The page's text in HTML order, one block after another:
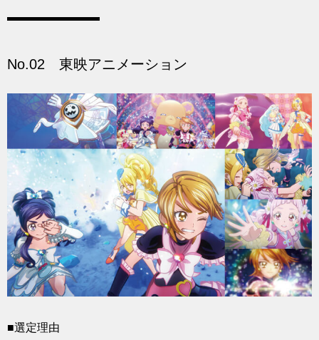
No.02 東映アニメーション
■選定理由